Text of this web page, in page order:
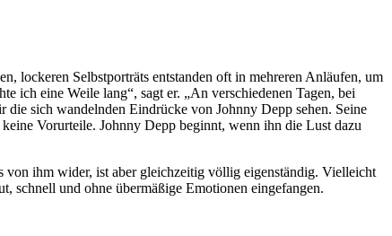
lockeren Selbstporträts entstanden oft in mehreren Anläufen, um
ich eine Weile lang“, sagt er. „An verschiedenen Tagen, bei
sich wandelnden Eindrücke von Johnny Depp sehen. Seine
Vorurteile. Johnny Depp beginnt, wenn ihn die Lust dazu
von ihm wider, ist aber gleichzeitig völlig eigenständig. Vielleicht
schnell und ohne übermäßige Emotionen eingefangen.